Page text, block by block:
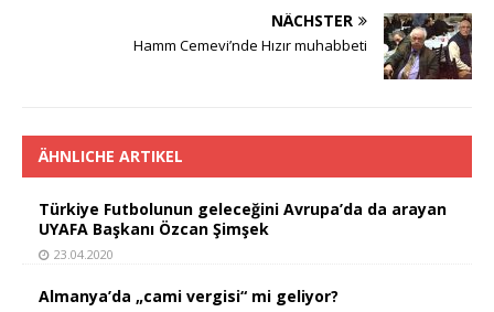
NÄCHSTER
Hamm Cemevi’nde Hızır muhabbeti
ÄHNLICHE ARTIKEL
Türkiye Futbolunun geleceğini Avrupa’da da arayan
UYAFA Başkanı Özcan Şimşek
23.04.2020
Almanya’da „cami vergisi“ mi geliyor?